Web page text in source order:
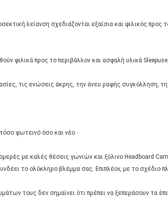
available.
that interest you
λείανση σχεδιάζονται εξαίσια και φιλικός προς
φιλικά προς το περιβάλλον και ασφαλή υλικά
τις ενώσεις άκρης, την άνευ ραφής συγκόλληση,
φωτεινό όσο και νέο
με καλές θέσεις γωνιών και ξύλινο Headboard
το ολόκληρο βλέμμα σας. Επιπλέον, με το σχέδιο
τους δεν σημαίνει ότι πρέπει να ξεπεράσουν τα